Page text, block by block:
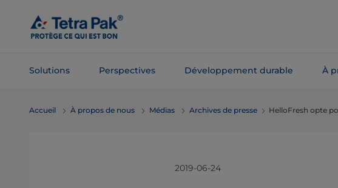
contenu
Solutions Perspectives Développement durable À
navigation
Accueil À propos de nous Médias Archives de presse ​​​​​​​​​​​​​​​​​​​​​​​​​​​​HelloFresh opte
2019-06-24